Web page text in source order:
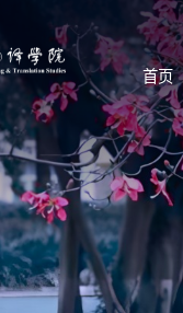
首页